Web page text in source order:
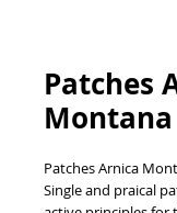
Patches
Montana
Patches Arnica
Single and praical